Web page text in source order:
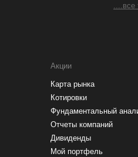
....все
Акции
Карта рынка
Котировки
Фундаментальный
Отчеты компаний
Дивиденды
Мой портфель